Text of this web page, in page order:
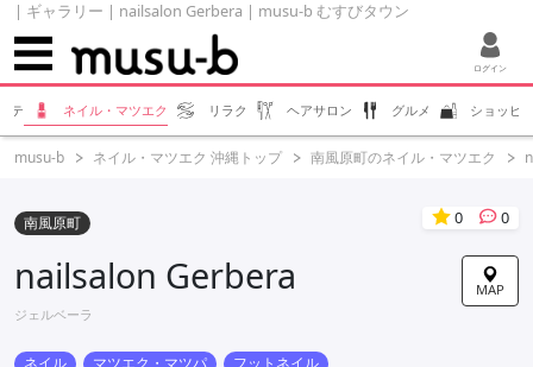
| ギャラリー | nailsalon Gerbera | musu-b むすびタウン
ログイン
テ ネイル・マツエク リラク ヘアサロン グルメ ショッピ
musu-b ネイル・マツエク 沖縄トップ 南風原町のネイル・マツエク
南風原町 0 0
MAP
nailsalon Gerbera
ジェルベーラ